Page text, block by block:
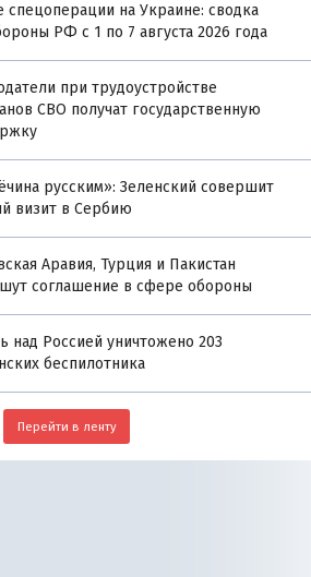
спецоперации на Украине: сводка
РФ с 1 по 7 августа 2026 года
при трудоустройстве
СВО получат государственную
русским»: Зеленский совершит
визит в Сербию
Аравия, Турция и Пакистан
соглашение в сфере обороны
над Россией уничтожено 203
беспилотника
Перейти в ленту